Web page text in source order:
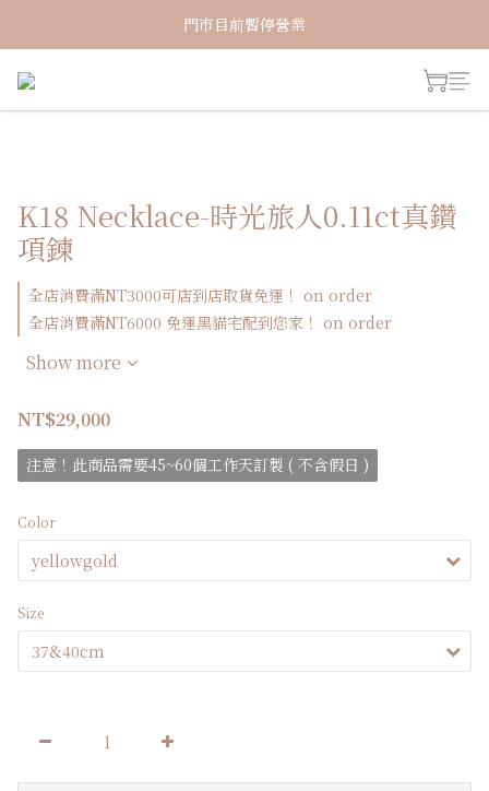
新加入會員！即享有NT150購物金
門市目前暫停營業
K18 Necklace-時光旅人0.11ct真鑽
項鍊
全店消費滿NT3000可店到店取貨免運！ on order
全店消費滿NT6000 免運黑貓宅配到您家！ on order
Show more
NT$29,000
注意！此商品需要45~60個工作天訂製 ( 不含假日 )
Color
Size